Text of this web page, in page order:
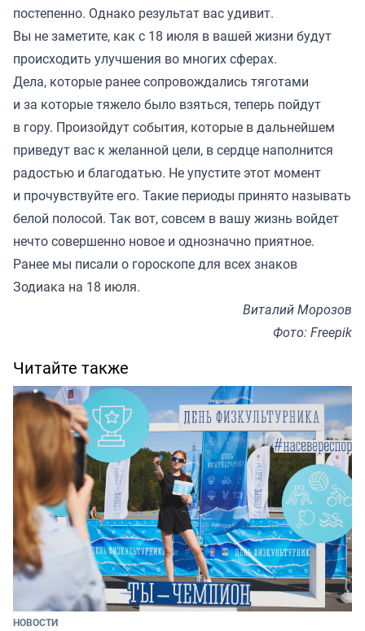
постепенно. Однако результат вас удивит.
Вы не заметите, как с 18 июля в вашей жизни будут
происходить улучшения во многих сферах.
Дела, которые ранее сопровождались тяготами
и за которые тяжело было взяться, теперь пойдут
в гору. Произойдут события, которые в дальнейшем
приведут вас к желанной цели, в сердце наполнится
радостью и благодатью. Не упустите этот момент
и прочувствуйте его. Такие периоды принято называть
белой полосой. Так вот, совсем в вашу жизнь войдет
нечто совершенно новое и однозначно приятное.
Ранее мы писали о гороскопе для всех знаков
Зодиака на 18 июля.
Виталий Морозов
Фото: Freepik
Читайте также
НОВОСТИ